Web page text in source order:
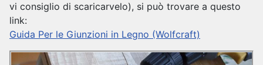
vi consiglio di scaricarvelo), si può trovare a questo
link:
Guida Per le Giunzioni in Legno (Wolfcraft)